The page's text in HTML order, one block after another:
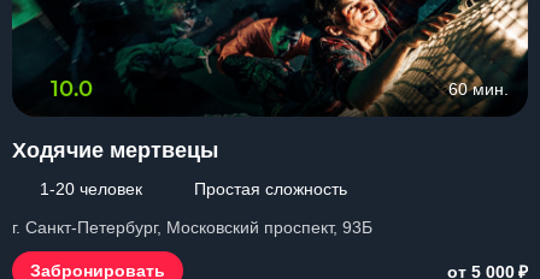
10.0 60 мин.
Ходячие мертвецы
1-20 человек
Простая сложность
г. Санкт-Петербург, Московский проспект, 93Б
Забронировать от 5 000₽